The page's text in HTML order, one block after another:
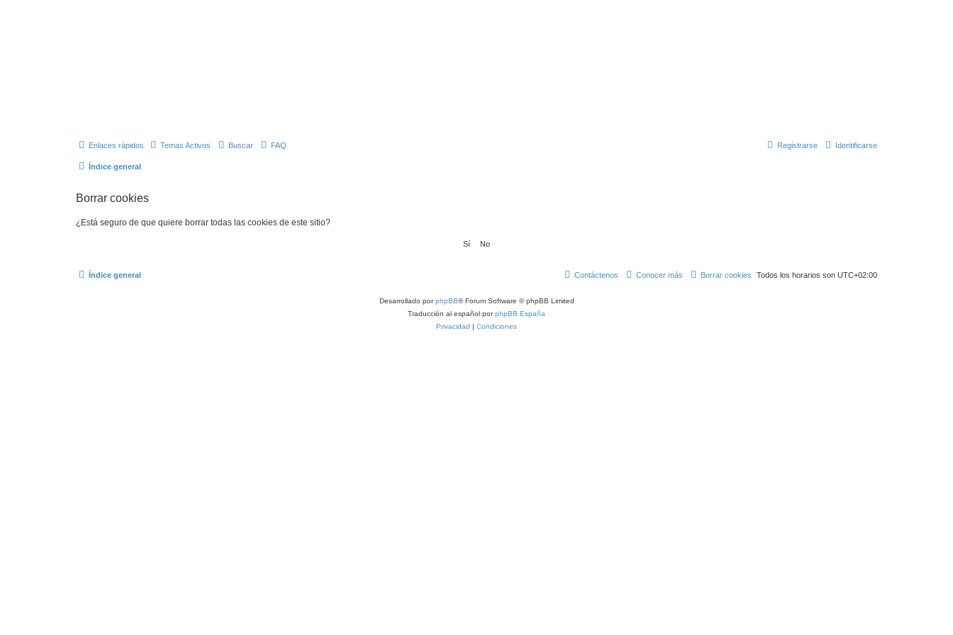
Enlaces rápidos Temas Activos Buscar FAQ Identificarse
Registrarse
Índice general
Borrar cookies
¿Está seguro de que quiere borrar todas las cookies de este sitio?
Índice general Todos los horarios son UTC+02:00
Borrar cookies
Conocer más
Contáctenos
Desarrollado porphpBB® Forum Software © phpBB Limited
Traducción al español porphpBB España
Privacidad | Condiciones